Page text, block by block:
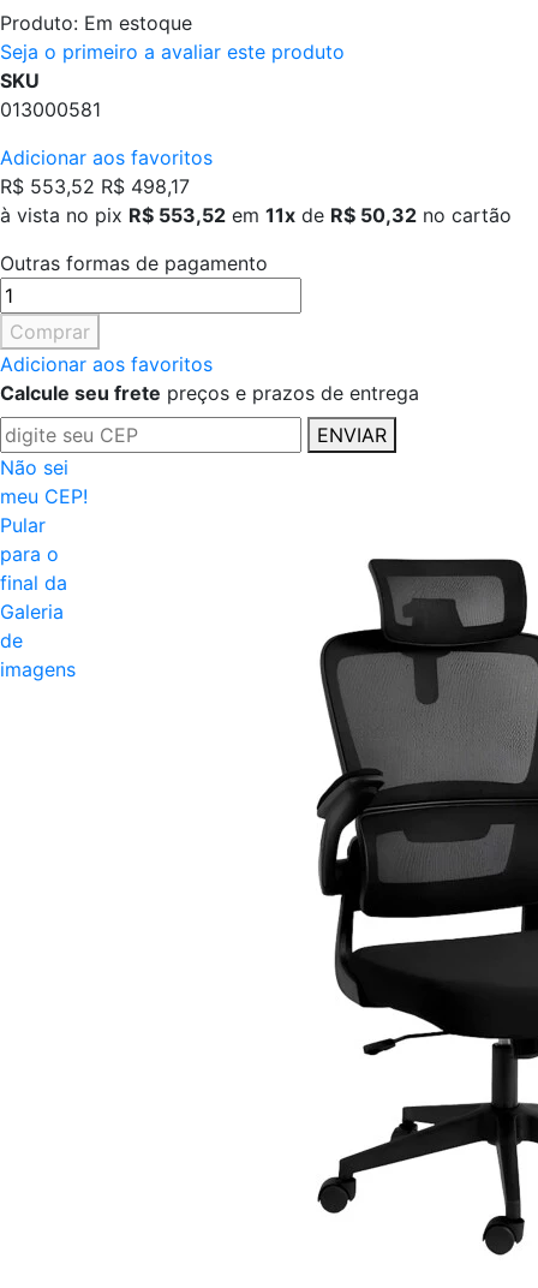
Produto: Em estoque
Seja o primeiro a avaliar este produto
SKU
013000581
Adicionar aos favoritos
R$ 553,52 R$ 498,17
à vista no pix R$ 553,52 em 11x de R$ 50,32 no cartão
Outras formas de pagamento
Comprar
Adicionar aos favoritos
Calcule seu frete preços e prazos de entrega
ENVIAR
Não sei
meu CEP!
Pular
para o
final da
Galeria
de
imagens